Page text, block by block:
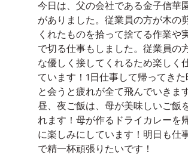
今日は、父の会社である金子信華
がありました。従業員の方が木の
くれたものを拾って捨てる作業や
で切る仕事もしました。従業員の
な優しく接してくれるため楽しく
ています！1日仕事して帰ってき
と会うと疲れが全て飛んでいきま
昼、夜ご飯は、母が美味しいご飯
れます！母が作るドライカレーを
に楽しみにしています！明日も仕
で精一杯頑張りたいです！